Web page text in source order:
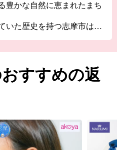
豊かな自然に恵まれたまち
いた歴史を持つ志摩市は、
候を活かして、サーフィン
ゴルフ等、四季を通じて
することができます。その
、温泉のある志摩市へ、皆
しております。
すすめの返